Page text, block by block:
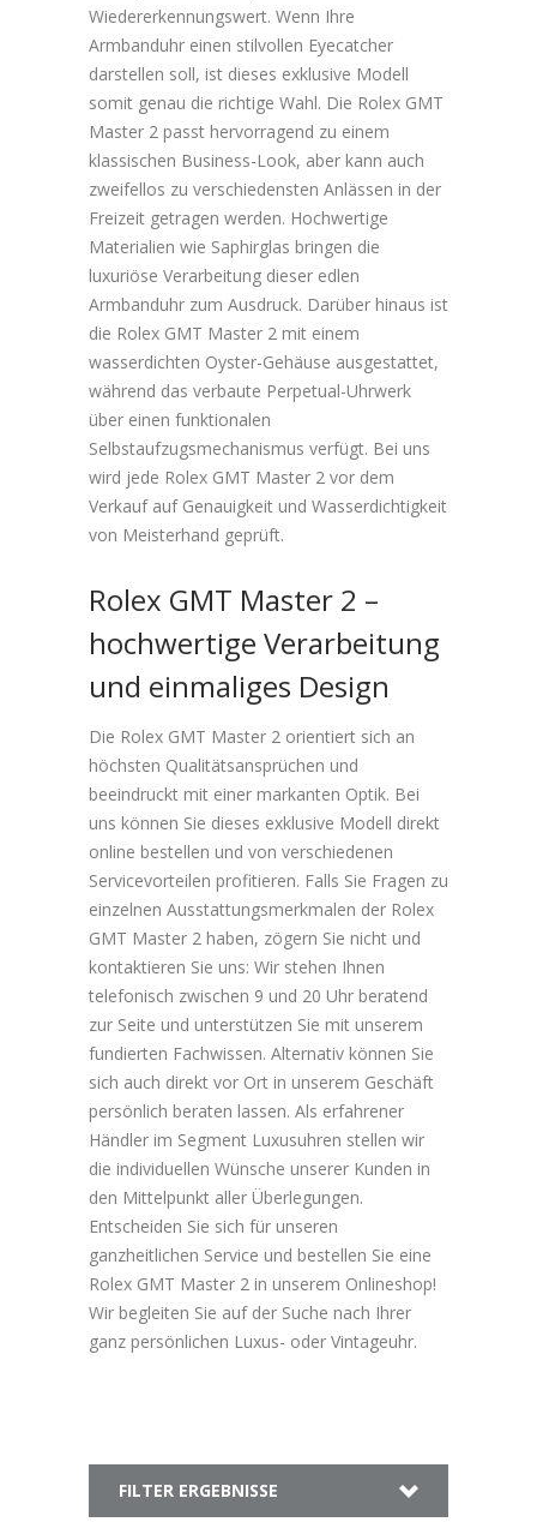
Wiedererkennungswert. Wenn Ihre
Armbanduhr einen stilvollen Eyecatcher
darstellen soll, ist dieses exklusive Modell
somit genau die richtige Wahl. Die Rolex GMT
Master 2 passt hervorragend zu einem
klassischen Business-Look, aber kann auch
zweifellos zu verschiedensten Anlässen in der
Freizeit getragen werden. Hochwertige
Materialien wie Saphirglas bringen die
luxuriöse Verarbeitung dieser edlen
Armbanduhr zum Ausdruck. Darüber hinaus ist
die Rolex GMT Master 2 mit einem
wasserdichten Oyster-Gehäuse ausgestattet,
während das verbaute Perpetual-Uhrwerk
über einen funktionalen
Selbstaufzugsmechanismus verfügt. Bei uns
wird jede Rolex GMT Master 2 vor dem
Verkauf auf Genauigkeit und Wasserdichtigkeit
von Meisterhand geprüft.
Rolex GMT Master 2 –
hochwertige Verarbeitung
und einmaliges Design
Die Rolex GMT Master 2 orientiert sich an
höchsten Qualitätsansprüchen und
beeindruckt mit einer markanten Optik. Bei
uns können Sie dieses exklusive Modell direkt
online bestellen und von verschiedenen
Servicevorteilen profitieren. Falls Sie Fragen zu
einzelnen Ausstattungsmerkmalen der Rolex
GMT Master 2 haben, zögern Sie nicht und
kontaktieren Sie uns: Wir stehen Ihnen
telefonisch zwischen 9 und 20 Uhr beratend
zur Seite und unterstützen Sie mit unserem
fundierten Fachwissen. Alternativ können Sie
sich auch direkt vor Ort in unserem Geschäft
persönlich beraten lassen. Als erfahrener
Händler im Segment Luxusuhren stellen wir
die individuellen Wünsche unserer Kunden in
den Mittelpunkt aller Überlegungen.
Entscheiden Sie sich für unseren
ganzheitlichen Service und bestellen Sie eine
Rolex GMT Master 2 in unserem Onlineshop!
Wir begleiten Sie auf der Suche nach Ihrer
ganz persönlichen Luxus- oder Vintageuhr.
FILTER ERGEBNISSE